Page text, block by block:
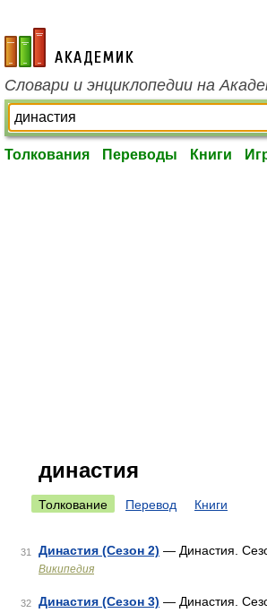
academic.ru
Словари и энциклопедии на
Толкования Переводы Книги
династия
Толкование Перевод Книги
31 Династия (Сезон 2) — Династия.
Википедия
32 Династия (Сезон 3) — Династия.